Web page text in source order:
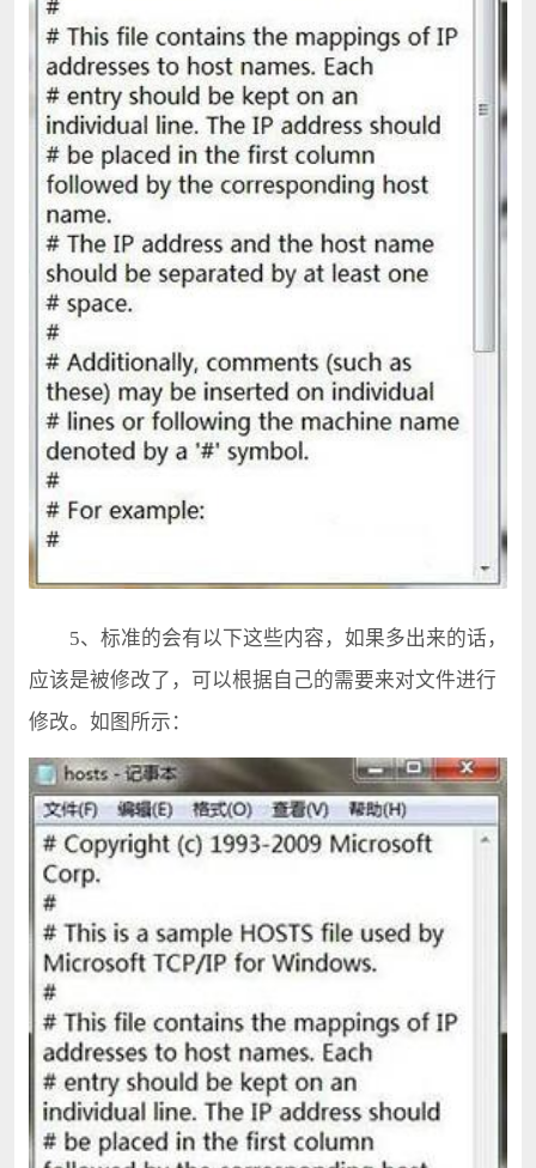
5、标准的会有以下这些内容，如果多出来的话，
应该是被修改了，可以根据自己的需要来对文件进行
修改。如图所示：